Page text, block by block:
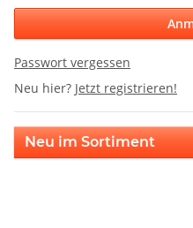
Passwort vergessen
Neu hier? Jetzt registrieren!
Neu im Sortiment